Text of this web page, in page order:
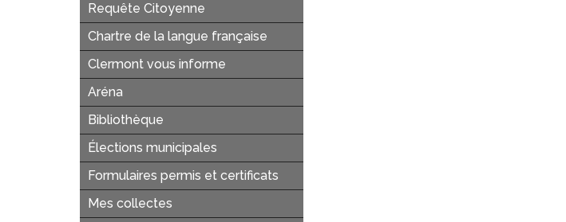
Requête Citoyenne
Chartre de la langue française
Clermont vous informe
Aréna
Bibliothèque
Élections municipales
Formulaires permis et certificats
Mes collectes